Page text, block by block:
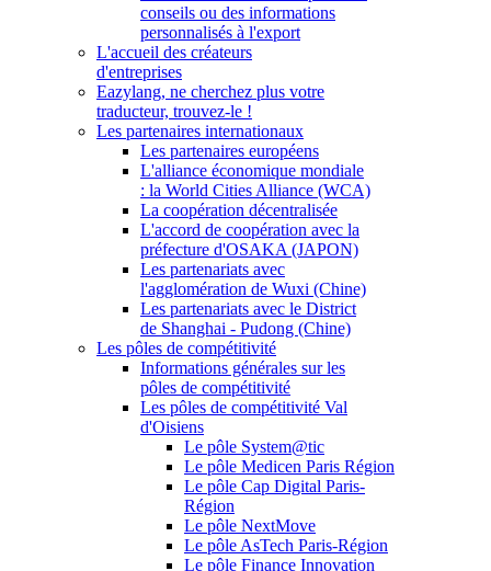
conseils ou des informations
personnalisés à l'export
L'accueil des créateurs
d'entreprises
Eazylang, ne cherchez plus votre
traducteur, trouvez-le !
Les partenaires internationaux
Les partenaires européens
L'alliance économique mondiale
: la World Cities Alliance (WCA)
La coopération décentralisée
L'accord de coopération avec la
préfecture d'OSAKA (JAPON)
Les partenariats avec
l'agglomération de Wuxi (Chine)
Les partenariats avec le District
de Shanghai - Pudong (Chine)
Les pôles de compétitivité
Informations générales sur les
pôles de compétitivité
Les pôles de compétitivité Val
d'Oisiens
Le pôle System@tic
Le pôle Medicen Paris Région
Le pôle Cap Digital Paris-
Région
Le pôle NextMove
Le pôle AsTech Paris-Région
Le pôle Finance Innovation